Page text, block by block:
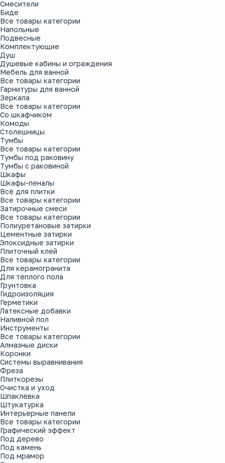
Смесители
Биде
Все товары категории
Напольные
Подвесные
Комплектующие
Душ
Душевые кабины и ограждения
Мебель для ванной
Все товары категории
Гарнитуры для ванной
Зеркала
Все товары категории
Со шкафчиком
Комоды
Столешницы
Тумбы
Все товары категории
Тумбы под раковину
Тумбы с раковиной
Шкафы
Шкафы-пеналы
Всё для плитки
Все товары категории
Затирочные смеси
Все товары категории
Полиуретановые затирки
Цементные затирки
Эпоксидные затирки
Плиточный клей
Все товары категории
Для керамогранита
Для тёплого пола
Грунтовка
Гидроизоляция
Герметики
Латексные добавки
Наливной пол
Инструменты
Все товары категории
Алмазные диски
Коронки
Системы выравнивания
Фреза
Плиткорезы
Очистка и уход
Шпаклёвка
Штукатурка
Интерьерные панели
Все товары категории
Графический эффект
Под дерево
Под камень
Под мрамор